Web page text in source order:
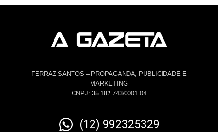
FERRAZ SANTOS – PROPAGANDA, PUBLICIDADE E
MARKETING
CNPJ: 35.182.743/0001-04
(12) 992325329